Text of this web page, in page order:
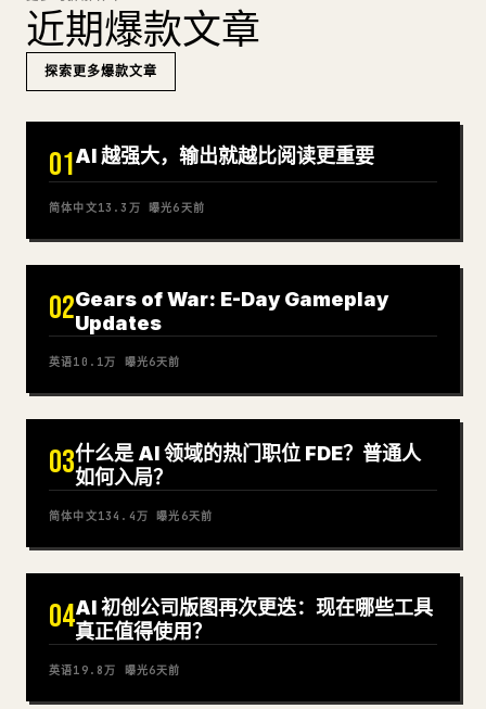
近期爆款文章
探索更多爆款文章
01AI 越强大，输出就越比阅读更重要
简体中文13.3万 曝光6天前
02Gears of War: E-Day Gameplay
Updates
英语10.1万 曝光6天前
03什么是 AI 领域的热门职位 FDE？普通人
如何入局？
简体中文134.4万 曝光 6天前
04AI 初创公司版图再次更迭：现在哪些工具
真正值得使用？
英语19.8万 曝光6天前